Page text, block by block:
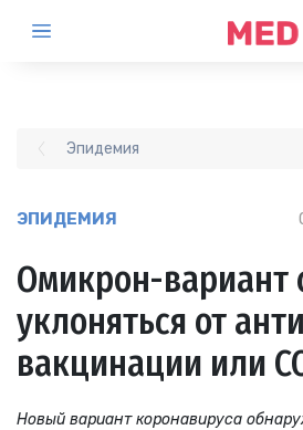
Эпидемия
ЭПИДЕМИЯ
Омикрон-вариант
уклоняться от
вакцинации или
Новый вариант коронавируса